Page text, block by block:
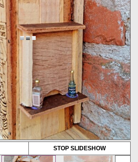
STOP SLIDESHOW